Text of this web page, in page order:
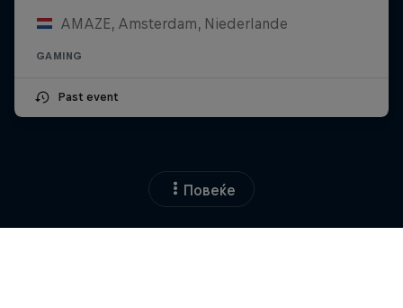
AMAZE, Amsterdam, Niederlande
GAMING
Past event
Повеќе